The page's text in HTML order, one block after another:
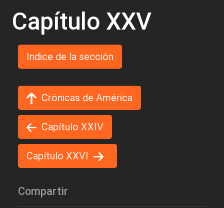
Capítulo XXV
Indice de la sección
Crónicas de América
Capítulo XXIV
Capítulo XXVI
Compartir